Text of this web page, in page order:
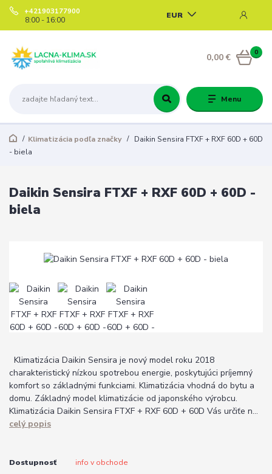
Menu
EUR
+421903177900
8:00 - 16:00
0
0,00 €
Klimatizácia podľa značky
Daikin Sensira FTXF + RXF 60D + 60D
- biela
Daikin Sensira FTXF + RXF 60D + 60D -
biela
Klimatizácia Daikin Sensira je nový model roku 2018
charakteristický nízkou spotrebou energie, poskytujúci príjemný
komfort so základnými funkciami. Klimatizácia vhodná do bytu a
domu. Základný model klimatizácie od japonského výrobcu.
Klimatizácia Daikin Sensira FTXF + RXF 60D + 60D Vás určiťe n...
celý popis
Dostupnosť info v obchode